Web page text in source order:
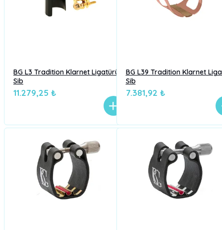
BG L3 Tradition Klarnet Ligatürü
Sib
11.279,25 ₺
BG L39 Tradition Klarnet
Sib
7.381,92 ₺